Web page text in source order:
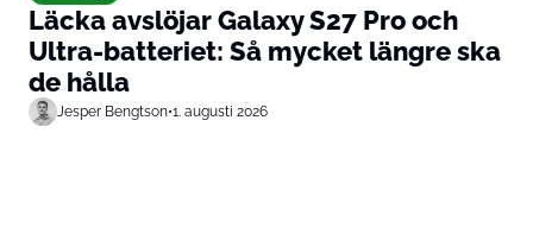
Läcka avslöjar Galaxy S27 Pro och
Ultra-batteriet: Så mycket längre ska
de hålla
Jesper Bengtson•1. augusti 2026